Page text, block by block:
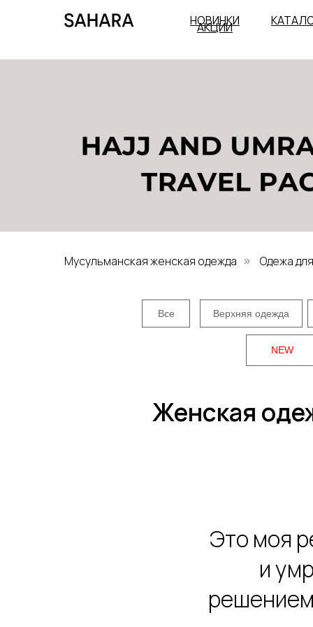
НОВИНКИ
АКЦИИ
Мусульманская женская одежда » Одежа
Все Верхняя одежда
NEW
Женская
Это моя
и